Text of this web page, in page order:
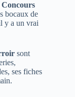
Concours
bocaux de
y a un vrai
sont
ses fiches